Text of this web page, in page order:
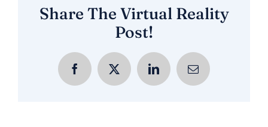
Share The Virtual Reality
Post!
FacebookX LinkedInE-
Mail